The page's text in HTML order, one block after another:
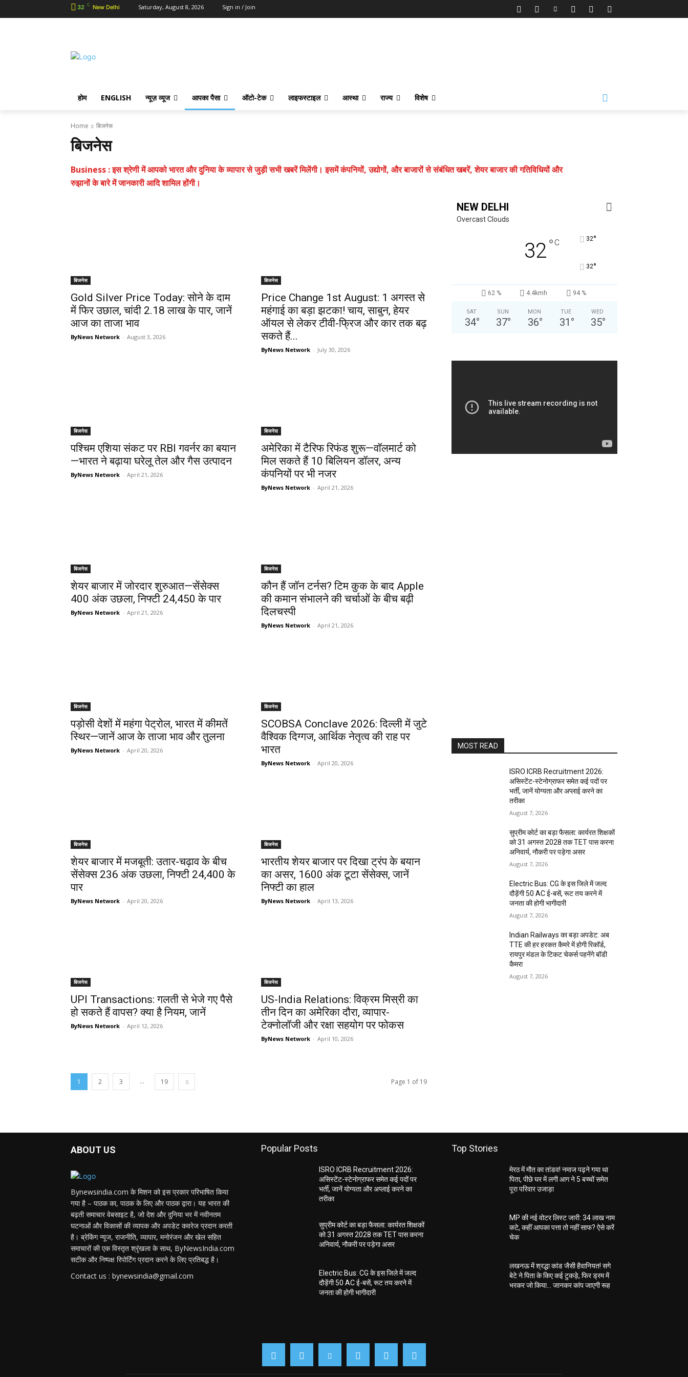
32 C New Delhi Saturday, August 8, 2026 Sign in / Join
होम ENGLISH न्यूज़ व्यूज आपका पैसा ऑटो-टेक लाइफस्टाइल आस्था राज्य विशेष
Home बिजनेस
बिजनेस
Business : इस श्रेणी में आपको भारत और दुनिया के व्यापार से जुड़ी सभी खबरें मिलेंगी। इसमें कंपनियों, उद्योगों, और बाजारों से संबंधित खबरें, शेयर बाजार की गतिविधियों और
रुझानों के बारे में जानकारी आदि शामिल होंगी।
बिजनेस
Gold Silver Price Today: सोने के दाम
में फिर उछाल, चांदी ₹2.18 लाख के पार, जानें
आज का ताजा भाव
ByNews Network - August 3, 2026
बिजनेस
Price Change 1st August: 1 अगस्त से
महंगाई का बड़ा झटका! चाय, साबुन, हेयर
ऑयल से लेकर टीवी-फ्रिज और कार तक बढ़
सकते हैं...
ByNews Network - July 30, 2026
बिजनेस
पश्चिम एशिया संकट पर RBI गवर्नर का बयान
—भारत ने बढ़ाया घरेलू तेल और गैस उत्पादन
ByNews Network - April 21, 2026
बिजनेस
अमेरिका में टैरिफ रिफंड शुरू—वॉलमार्ट को
मिल सकते हैं 10 बिलियन डॉलर, अन्य
कंपनियों पर भी नजर
ByNews Network - April 21, 2026
बिजनेस
शेयर बाजार में जोरदार शुरुआत—सेंसेक्स
400 अंक उछला, निफ्टी 24,450 के पार
ByNews Network - April 21, 2026
बिजनेस
कौन हैं जॉन टर्नस? टिम कुक के बाद Apple
की कमान संभालने की चर्चाओं के बीच बढ़ी
दिलचस्पी
ByNews Network - April 21, 2026
बिजनेस
पड़ोसी देशों में महंगा पेट्रोल, भारत में कीमतें
स्थिर—जानें आज के ताजा भाव और तुलना
ByNews Network - April 20, 2026
बिजनेस
SCOBSA Conclave 2026: दिल्ली में जुटे
वैश्विक दिग्गज, आर्थिक नेतृत्व की राह पर
भारत
ByNews Network - April 20, 2026
बिजनेस
शेयर बाजार में मजबूती: उतार-चढ़ाव के बीच
सेंसेक्स 236 अंक उछला, निफ्टी 24,400 के
पार
ByNews Network - April 20, 2026
बिजनेस
भारतीय शेयर बाजार पर दिखा ट्रंप के बयान
का असर, 1600 अंक टूटा सेंसेक्स, जानें
निफ्टी का हाल
ByNews Network - April 13, 2026
बिजनेस
UPI Transactions: गलती से भेजे गए पैसे
हो सकते हैं वापस? क्या है नियम, जानें
ByNews Network - April 12, 2026
बिजनेस
US-India Relations: विक्रम मिस्री का
तीन दिन का अमेरिका दौरा, व्यापार-
टेक्नोलॉजी और रक्षा सहयोग पर फोकस
ByNews Network - April 10, 2026
1 2 3 ... 19 Page 1 of 19
NEW DELHI
Overcast Clouds
32°C 32°
32°
62 % 4.4kmh 94 %
SAT
34°
SUN
37°
MON
36°
TUE
31 °
WED
35°
MOST READ
ISRO ICRB Recruitment 2026:
असिस्टेंट-स्टेनोग्राफर समेत कई पदों पर
भर्ती, जानें योग्यता और अप्लाई करने का
तरीका
August 7, 2026
सुप्रीम कोर्ट का बड़ा फैसला: कार्यरत शिक्षकों
को 31 अगस्त 2028 तक TET पास करना
अनिवार्य, नौकरी पर पड़ेगा असर
August 7, 2026
Electric Bus: CG के इस जिले में जल्द
दौड़ेंगी 50 AC ई-बसें, रूट तय करने में
जनता की होगी भागीदारी
August 7, 2026
Indian Railways का बड़ा अपडेट: अब
TTE की हर हरकत कैमरे में होगी रिकॉर्ड,
रायपुर मंडल के टिकट चेकर्स पहनेंगे बॉडी
कैमरा
August 7, 2026
ABOUT US
Bynewsindia.com के मिशन को इस प्रकार परिभाषित किया
गया है – पाठक का, पाठक के लिए और पाठक द्वारा। यह भारत की
बढ़ती समाचार वेबसाइट है, जो देश और दुनिया भर में नवीनतम
घटनाओं और विकासों की व्यापक और अपडेट कवरेज प्रदान करती
है। ब्रेकिंग न्यूज, राजनीति, व्यापार, मनोरंजन और खेल सहित
समाचारों की एक विस्तृत श्रृंखला के साथ, ByNewsIndia.com
सटीक और निष्पक्ष रिपोर्टिंग प्रदान करने के लिए प्रतिबद्ध है।
Contact us : bynewsindia@gmail.com
Popular Posts
ISRO ICRB Recruitment 2026:
असिस्टेंट-स्टेनोग्राफर समेत कई पदों पर
भर्ती, जानें योग्यता और अप्लाई करने का
तरीका
सुप्रीम कोर्ट का बड़ा फैसला: कार्यरत शिक्षकों
को 31 अगस्त 2028 तक TET पास करना
अनिवार्य, नौकरी पर पड़ेगा असर
Electric Bus: CG के इस जिले में जल्द
दौड़ेंगी 50 AC ई-बसें, रूट तय करने में
जनता की होगी भागीदारी
Top Stories
मेरठ में मौत का तांडव! नमाज पढ़ने गया था
पिता, पीछे घर में लगी आग ने 5 बच्चों समेत
पूरा परिवार उजाड़ा
MP की नई वोटर लिस्ट जारी: 34 लाख नाम
कटे, कहीं आपका पत्ता तो नहीं साफ? ऐसे करें
चेक
लखनऊ में श्रद्धा कांड जैसी हैवानियत! सगे
बेटे ने पिता के किए कई टुकड़े, फिर ड्रम में
भरकर जो किया… जानकर कांप जाएगी रूह